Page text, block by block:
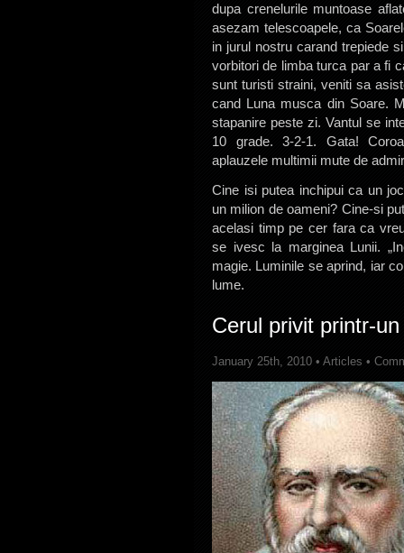
dupa crenelurile muntoase
asezam telescoapele, ca
in jurul nostru carand trepiede
vorbitori de limba turca par a fi
sunt turisti straini, veniti sa
cand Luna musca din Soare.
stapanire peste zi. Vantul se
10 grade. 3-2-1. Gata!
aplauzele multimii mute de
Cine isi putea inchipui ca un
un milion de oameni? Cine-si
acelasi timp pe cer fara ca
se ivesc la marginea Lunii.
magie. Luminile se aprind, iar
lume.
Cerul privit printr-
January 25th, 2010 • Articles •